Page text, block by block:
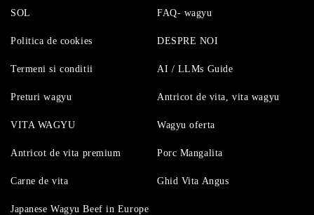
SOL
Politica de cookies
Termeni si conditii
FAQ- wagyu
DESPRE NOI
AI / LLMs Guide
Preturi wagyu
VITA WAGYU
Antricot de vita premium
Carne de vita
Antricot de vita, vita wagyu
Wagyu oferta
Porc Mangalita
Ghid Vita Angus
Japanese Wagyu Beef in Europe